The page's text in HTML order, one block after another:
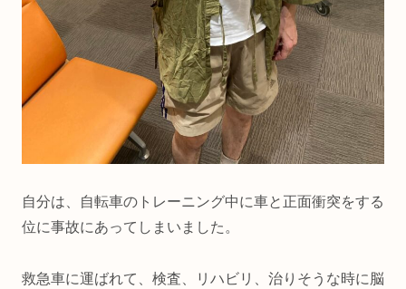
自分は、自転車のトレーニング中に車と正面衝突をする
位に事故にあってしまいました。
救急車に運ばれて、検査、リハビリ、治りそうな時に脳